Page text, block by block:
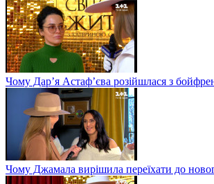
Чому Дар’я Астаф’єва розійшлася з
Чому Джамала вирішила переїхати до